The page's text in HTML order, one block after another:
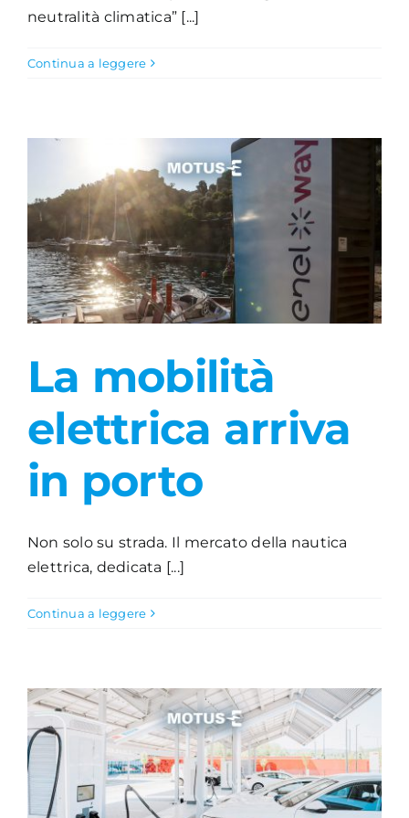
neutralità climatica” [...]
Continua a leggere
La mobilità
elettrica arriva
in porto
Non solo su strada. Il mercato della nautica
elettrica, dedicata [...]
Continua a leggere